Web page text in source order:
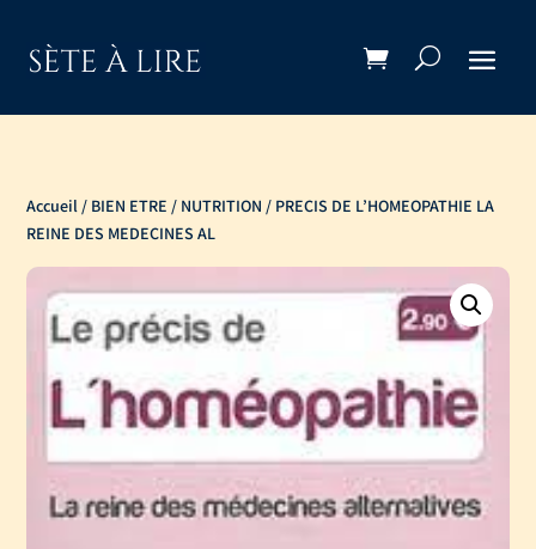
Accueil / BIEN ETRE / NUTRITION / PRECIS DE L’HOMEOPATHIE LA
REINE DES MEDECINES AL